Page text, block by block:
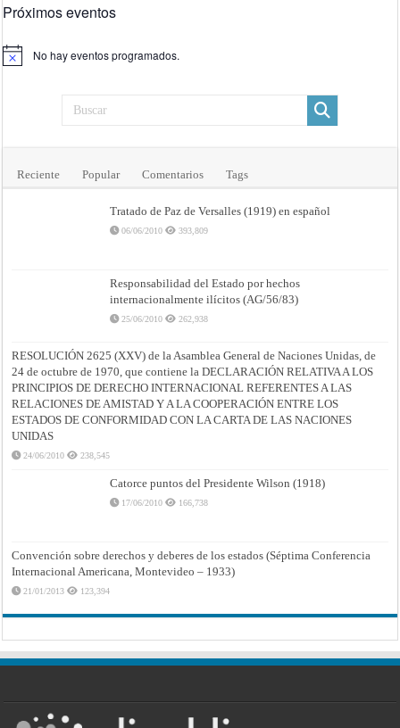
Próximos eventos
Aviso No hay eventos programados.
Reciente Popular Comentarios Tags
Tratado de Paz de Versalles (1919) en español
06/06/2010 393,809
Responsabilidad del Estado por hechos
internacionalmente ilícitos (AG/56/83)
25/06/2010 262,938
RESOLUCIÓN 2625 (XXV) de la Asamblea General de Naciones Unidas, de
24 de octubre de 1970, que contiene la DECLARACIÓN RELATIVA A LOS
PRINCIPIOS DE DERECHO INTERNACIONAL REFERENTES A LAS
RELACIONES DE AMISTAD Y A LA COOPERACIÓN ENTRE LOS
ESTADOS DE CONFORMIDAD CON LA CARTA DE LAS NACIONES
UNIDAS
24/06/2010 238,545
Catorce puntos del Presidente Wilson (1918)
17/06/2010 166,738
Convención sobre derechos y deberes de los estados (Séptima Conferencia
Internacional Americana, Montevideo – 1933)
21/01/2013 123,394